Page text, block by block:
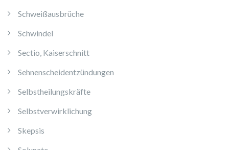
Schweißausbrüche
Schwindel
Sectio, Kaiserschnitt
Sehnenscheidentzündungen
Selbstheilungskräfte
Selbstverwirklichung
Skepsis